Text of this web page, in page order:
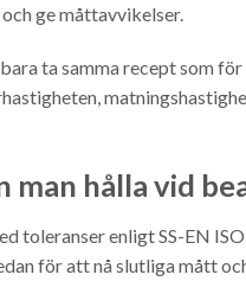
ge måttavvikelser.
ta samma recept som
man hålla vid
toleranser enligt SS-EN
för att nå slutliga mått